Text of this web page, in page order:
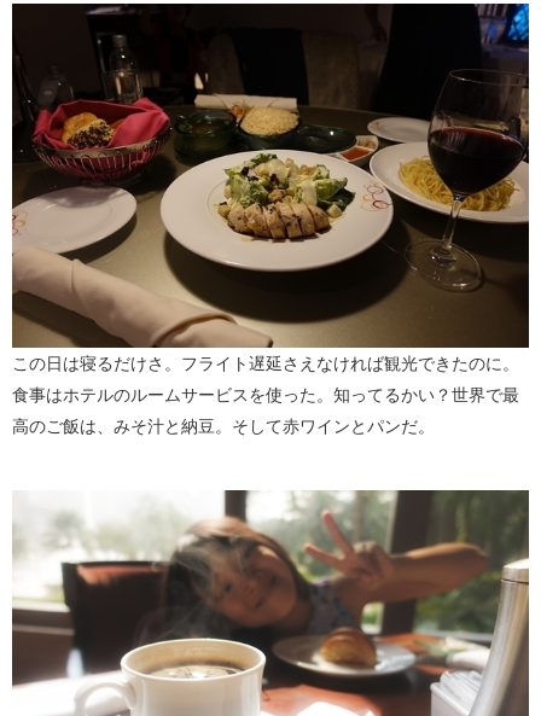
この日は寝るだけさ。フライト遅延さえなければ観光できたのに。
食事はホテルのルームサービスを使った。知ってるかい？世界で最
高のご飯は、みそ汁と納豆。そして赤ワインとパンだ。